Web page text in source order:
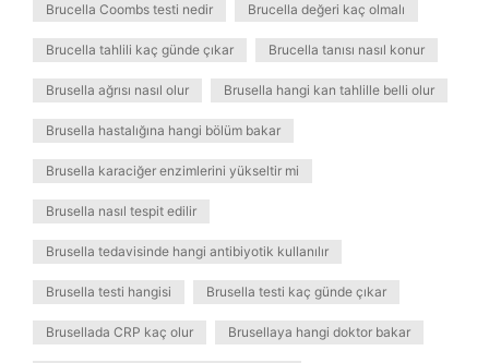
Brucella Coombs testi nedir Brucella değeri kaç olmalı
Brucella tahlili kaç günde çıkar Brucella tanısı nasıl konur
Brusella ağrısı nasıl olur Brusella hangi kan tahlille belli olur
Brusella hastalığına hangi bölüm bakar
Brusella karaciğer enzimlerini yükseltir mi
Brusella nasıl tespit edilir
Brusella tedavisinde hangi antibiyotik kullanılır
Brusella testi hangisi Brusella testi kaç günde çıkar
Brusellada CRP kaç olur Brusellaya hangi doktor bakar